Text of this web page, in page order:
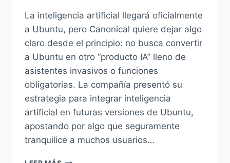
La inteligencia artificial llegará oficialmente
a Ubuntu, pero Canonical quiere dejar algo
claro desde el principio: no busca convertir
a Ubuntu en otro “producto IA” lleno de
asistentes invasivos o funciones
obligatorias. La compañía presentó su
estrategia para integrar inteligencia
artificial en futuras versiones de Ubuntu,
apostando por algo que seguramente
tranquilice a muchos usuarios…
CANONICAL